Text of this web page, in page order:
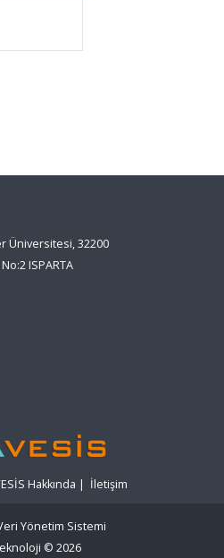
Üniversitesi, 32200
ISPARTA
Hakkında | İletişim
Yönetim Sistemi
© 2026